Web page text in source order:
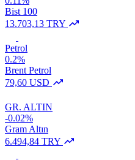
Bist 100
13.703,13 TRY
Petrol
0.2%
Brent Petrol
79,60 USD
GR. ALTIN
-0.02%
Gram Altın
6.494,84 TRY